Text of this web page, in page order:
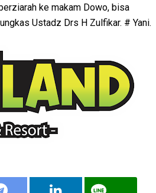
ke makam Dowo, bisa
Ustadz Drs H Zulfikar. # Yani.